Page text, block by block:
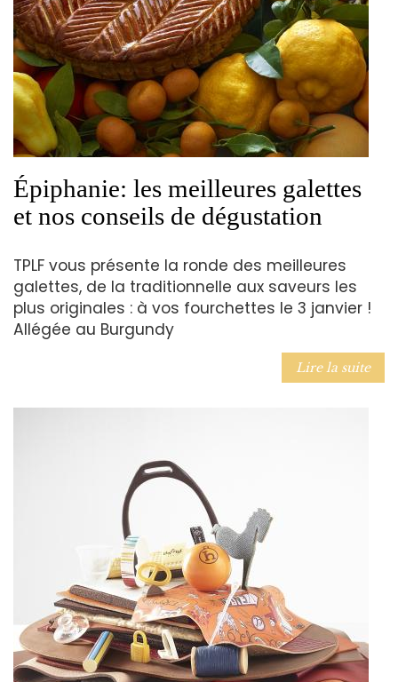
Épiphanie: les meilleures galettes
et nos conseils de dégustation
TPLF vous présente la ronde des meilleures
galettes, de la traditionnelle aux saveurs les
plus originales : à vos fourchettes le 3 janvier !
Allégée au Burgundy
Lire la suite